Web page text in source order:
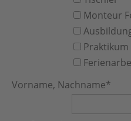
Monteur
Praktikum
Vorname, Nachname*